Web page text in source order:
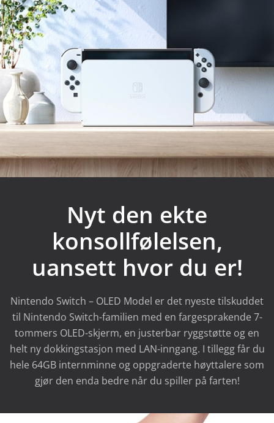
Nyt den ekte
konsollfølelsen,
uansett hvor du er!
Nintendo Switch – OLED Model er det nyeste tilskuddet
til Nintendo Switch-familien med en fargesprakende 7-
tommers OLED-skjerm, en justerbar ryggstøtte og en
helt ny dokkingstasjon med LAN-inngang. I tillegg får du
hele 64GB internminne og oppgraderte høyttalere som
gjør den enda bedre når du spiller på farten!